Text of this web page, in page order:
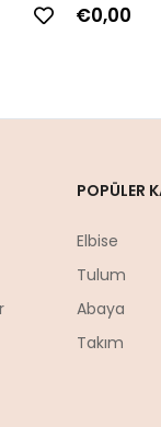
€0,00
POPÜLER
Elbise
Tulum
Abaya
Takım